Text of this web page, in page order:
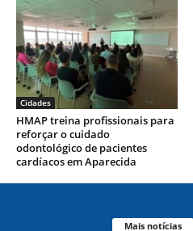
Cidades
HMAP treina profissionais para
reforçar o cuidado
odontológico de pacientes
cardíacos em Aparecida
Mais notícias